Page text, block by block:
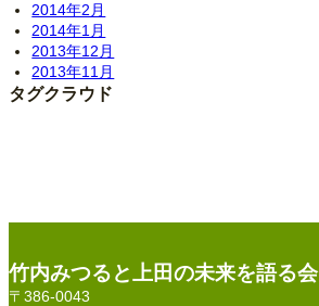
2014年2月
2014年1月
2013年12月
2013年11月
タグクラウド
竹内みつると上田の未来を語る会
〒386-0043